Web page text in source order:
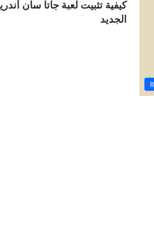
كيفية تثبيت لعبة جاتا سان
الجديد